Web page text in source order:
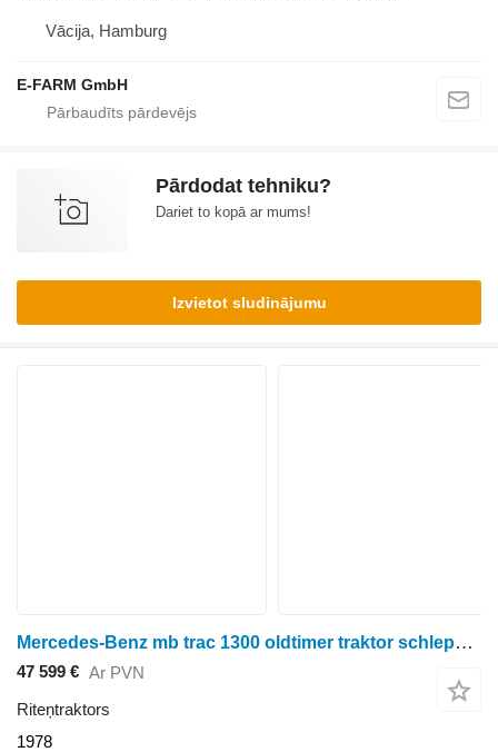
Vācija, Hamburg
E-FARM GmbH
Pārdodat tehniku?
Dariet to kopā ar mums!
Izvietot sludinājumu
Mercedes-Benz mb trac 1300 oldtimer traktor schlepper
47 599 € Ar PVN
Riteņtraktors
1978